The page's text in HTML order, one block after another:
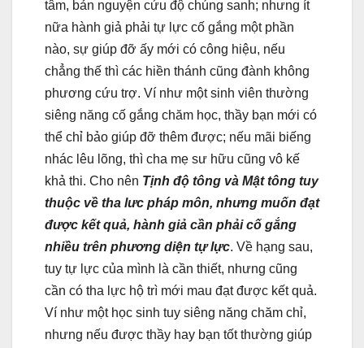
tâm, bản nguyện cứu độ chúng sanh; nhưng ít
nữa hành giả phải tự lực cố gắng một phần
nào, sự giúp đỡ ấy mới có công hiệu, nếu
chẳng thế thì các hiền thánh cũng đành không
phương cứu trợ. Ví như một sinh viên thường
siêng năng cố gắng chăm học, thầy bạn mới có
thể chỉ bảo giúp đỡ thêm được; nếu mãi biếng
nhác lêu lõng, thì cha mẹ sư hữu cũng vô kế
khả thi. Cho nên Tịnh độ tông và Mật tông tuy
thuộc về tha lưc pháp môn, nhưng muốn đạt
được kết quả, hành giả cần phải cố gắng
nhiều trên phương diện tự lực. Về hạng sau,
tuy tự lực của mình là cần thiết, nhưng cũng
cần có tha lực hộ trì mới mau đạt được kết quả.
Ví như một học sinh tuy siêng năng chăm chỉ,
nhưng nếu được thầy hay bạn tốt thường giúp